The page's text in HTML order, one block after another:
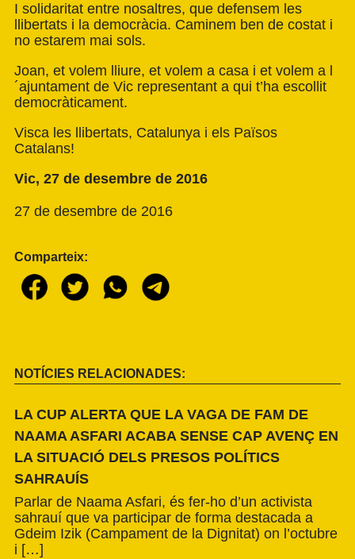
I solidaritat entre nosaltres, que defensem les
llibertats i la democràcia. Caminem ben de costat i
no estarem mai sols.
Joan, et volem lliure, et volem a casa i et volem a l
´ajuntament de Vic representant a qui t’ha escollit
democràticament.
Visca les llibertats, Catalunya i els Països
Catalans!
Vic, 27 de desembre de 2016
27 de desembre de 2016
Comparteix:
NOTÍCIES RELACIONADES:
LA CUP ALERTA QUE LA VAGA DE FAM DE
NAAMA ASFARI ACABA SENSE CAP AVENÇ EN
LA SITUACIÓ DELS PRESOS POLÍTICS
SAHRAUÍS
Parlar de Naama Asfari, és fer-ho d’un activista
sahrauí que va participar de forma destacada a
Gdeim Izik (Campament de la Dignitat) on l’octubre
i […]